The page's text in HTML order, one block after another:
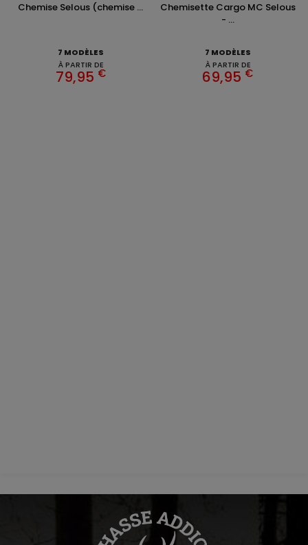
Chemise Selous (chemise ...
7 MODÈLES
À PARTIR DE
79,95 €
Chemisette Cargo MC Selous
- ...
7 MODÈLES
À PARTIR DE
69,95 €